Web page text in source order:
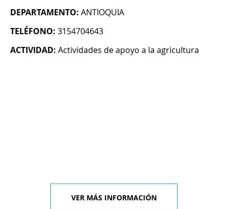
DEPARTAMENTO: ANTIOQUIA
TELÉFONO: 3154704643
ACTIVIDAD: Actividades de apoyo a la agricultura
VER MÁS INFORMACIÓN